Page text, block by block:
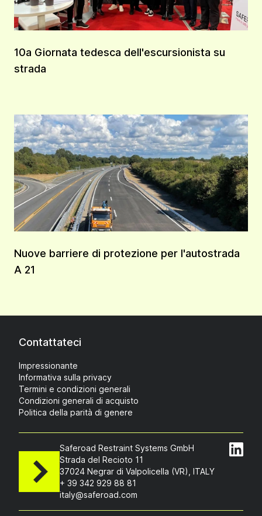
10a Giornata tedesca dell'escursionista su
strada
Nuove barriere di protezione per l'autostrada
A 21
Contattateci
Impressionante
Informativa sulla privacy
Termini e condizioni generali
Condizioni generali di acquisto
Politica della parità di genere
Saferoad Restraint Systems GmbH
Strada del Recioto 11
37024 Negrar di Valpolicella (VR), ITALY
+ 39 342 929 88 81
italy@saferoad.com